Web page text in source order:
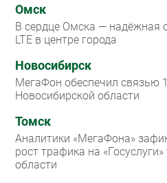
Омск
В сердце Омска — надёжная
LTE в центре города
Новосибирск
МегаФон обеспечил связью
Новосибирской области
Томск
Аналитики «МегаФона»
рост трафика на
области